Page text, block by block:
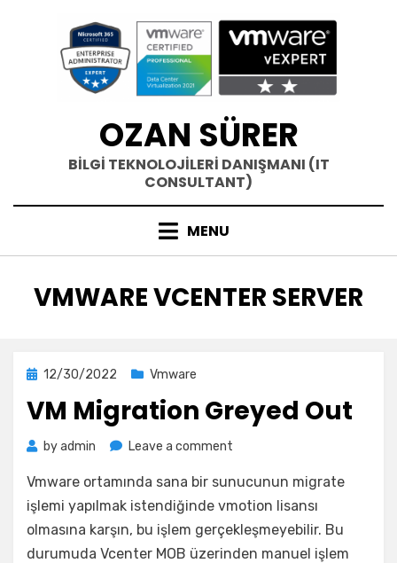
OZAN SÜRER
BİLGİ TEKNOLOJİLERİ DANIŞMANI (IT
CONSULTANT)
MENU
ETIKET
:
VMWARE VCENTER SERVER
Posted
12/30/2022 Vmware
VM Migration Greyed Out
byadmin Leave a comment
Migration
Greyed
Out
Vmware ortamında sana bir sunucunun migrate
işlemi yapılmak istendiğinde vmotion lisansı
olmasına karşın, bu işlem gerçekleşmeyebilir. Bu
durumuda Vcenter MOB üzerinden manuel işlem